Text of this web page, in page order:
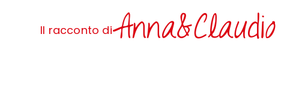
Il racconto diAnna&Claudio